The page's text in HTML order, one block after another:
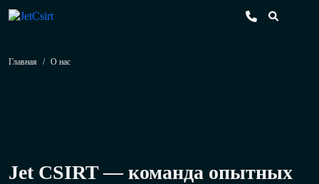
Главная / О нас
Jet CSIRT — команда опытных